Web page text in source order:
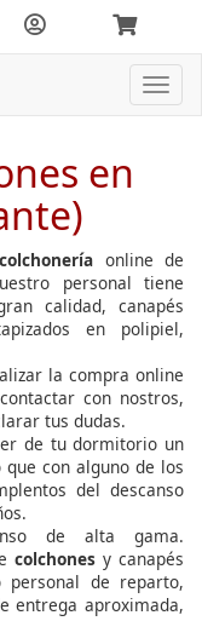
en
colchonería online de
personal tiene
calidad, canapés
en polipiel,
la compra online
con nostros,
tus dudas.
de tu dormitorio un
con alguno de los
del descanso
de alta gama.
colchonesy canapés
personal de reparto,
entrega aproximada,